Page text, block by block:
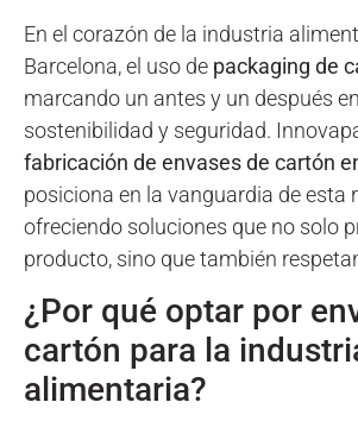
En el corazón de la industria
Barcelona, el uso de packaging de
marcando un antes y un después
sostenibilidad y seguridad.
fabricación de envases de cartón
posiciona en la vanguardia de esta
ofreciendo soluciones que no solo
producto, sino que también
¿Por qué optar por
cartón para la
alimentaria?